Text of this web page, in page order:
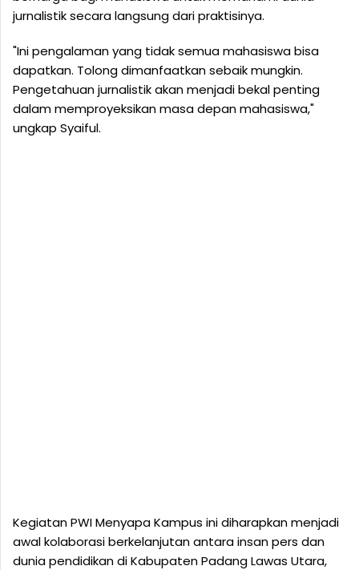
jurnalistik secara langsung dari praktisinya.
"Ini pengalaman yang tidak semua mahasiswa bisa
dapatkan. Tolong dimanfaatkan sebaik mungkin.
Pengetahuan jurnalistik akan menjadi bekal penting
dalam memproyeksikan masa depan mahasiswa,"
ungkap Syaiful.
Kegiatan PWI Menyapa Kampus ini diharapkan menjadi
awal kolaborasi berkelanjutan antara insan pers dan
dunia pendidikan di Kabupaten Padang Lawas Utara,